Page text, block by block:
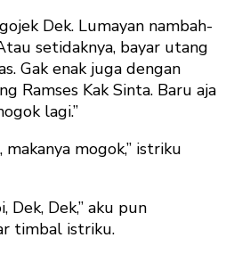
Dek. Lumayan nambah-
setidaknya, bayar utang
Gak enak juga dengan
Ramses Kak Sinta. Baru aja
lagi.”
makanya mogok,” istriku
Dek, Dek,” aku pun
timbal istriku.